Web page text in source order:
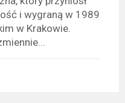
i wygraną w 1989
w Krakowie.